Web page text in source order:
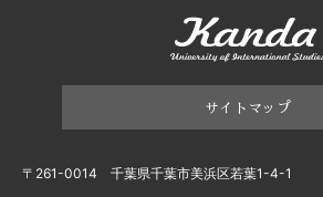
サイトマップ
〒261-0014 千葉県千葉市美浜区若葉1-4-1